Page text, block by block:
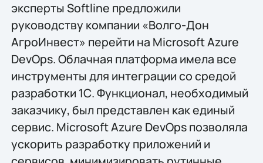
эксперты Softline предложили
руководству компании «Волго-Дон
АгроИнвест» перейти на Microsoft Azure
DevOps. Облачная платформа имела все
инструменты для интеграции со средой
разработки 1С. Функционал, необходимый
заказчику, был представлен как единый
сервис. Microsoft Azure DevOps позволяла
ускорить разработку приложений и